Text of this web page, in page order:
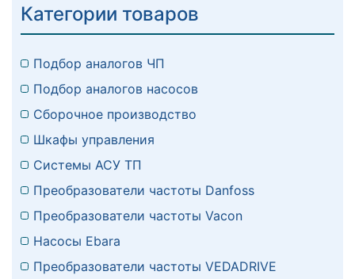
Категории товаров
Подбор аналогов ЧП
Подбор аналогов насосов
Сборочное производство
Шкафы управления
Системы АСУ ТП
Преобразователи частоты Danfoss
Преобразователи частоты Vacon
Насосы Ebara
Преобразователи частоты VEDADRIVE